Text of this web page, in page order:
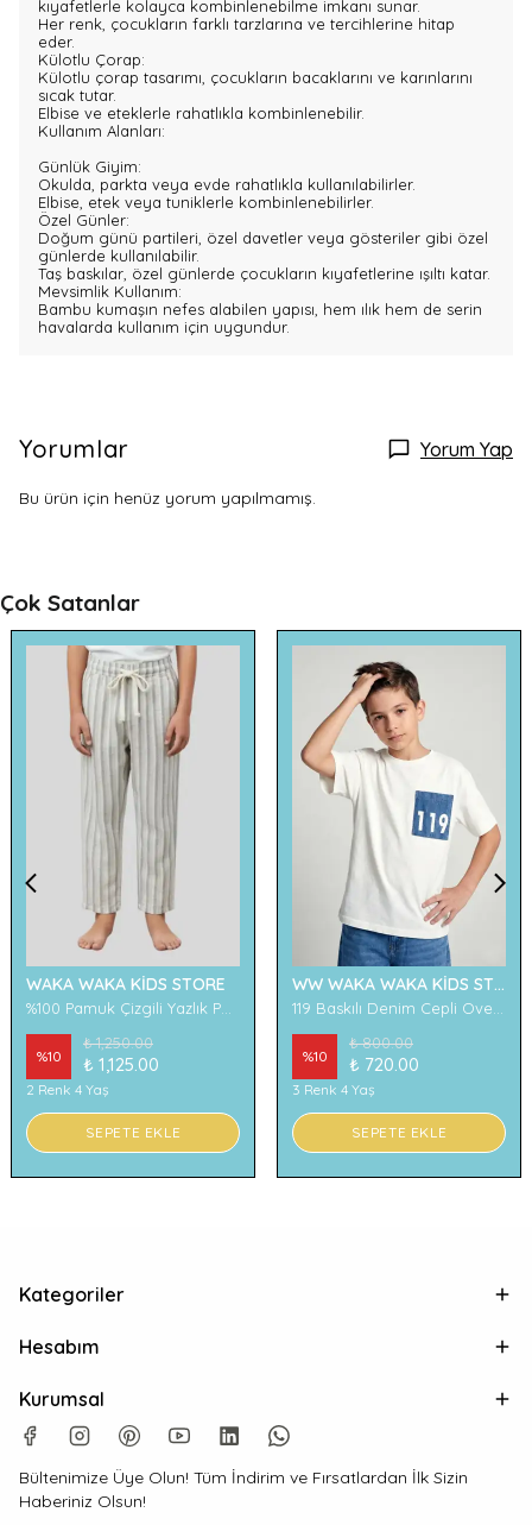
kıyafetlerle kolayca kombinlenebilme imkanı sunar.
Her renk, çocukların farklı tarzlarına ve tercihlerine hitap
eder.
Külotlu Çorap:
Külotlu çorap tasarımı, çocukların bacaklarını ve karınlarını
sıcak tutar.
Elbise ve eteklerle rahatlıkla kombinlenebilir.
Kullanım Alanları:
Günlük Giyim:
Okulda, parkta veya evde rahatlıkla kullanılabilirler.
Elbise, etek veya tuniklerle kombinlenebilirler.
Özel Günler:
Doğum günü partileri, özel davetler veya gösteriler gibi özel
günlerde kullanılabilir.
Taş baskılar, özel günlerde çocukların kıyafetlerine ışıltı katar.
Mevsimlik Kullanım:
Bambu kumaşın nefes alabilen yapısı, hem ılık hem de serin
havalarda kullanım için uygundur.
Yorumlar Yorum Yap
Bu ürün için henüz yorum yapılmamış.
Çok Satanlar
WAKA WAKA KİDS STORE
%10
₺ 1,250.00
₺ 1,125.00
2 Renk 4 Yaş
SEPETE EKLE
WW WAKA WAKA KİDS STORE
%10
₺ 800.00
₺ 720.00
3 Renk 4 Yaş
SEPETE EKLE
Kategoriler
Hesabım
Kurumsal
Bültenimize Üye Olun! Tüm İndirim ve Fırsatlardan İlk Sizin
Haberiniz Olsun!